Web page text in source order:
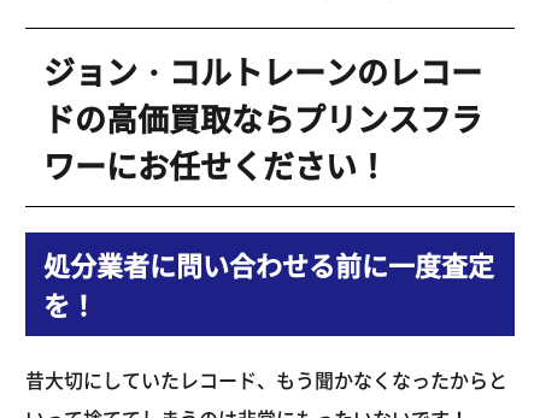
ジョン・コルトレーンのレコー
ドの高価買取ならプリンスフラ
ワーにお任せください！
処分業者に問い合わせる前に一度査定
を！
昔大切にしていたレコード、もう聞かなくなったからと